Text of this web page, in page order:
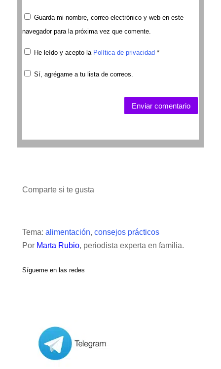
Guarda mi nombre, correo electrónico y web en este
navegador para la próxima vez que comente.
He leído y acepto la Política de privacidad *
Sí, agrégame a tu lista de correos.
Enviar comentario
Comparte si te gusta
Tema: alimentación, consejos prácticos
Por Marta Rubio, periodista experta en familia.
Sígueme en las redes